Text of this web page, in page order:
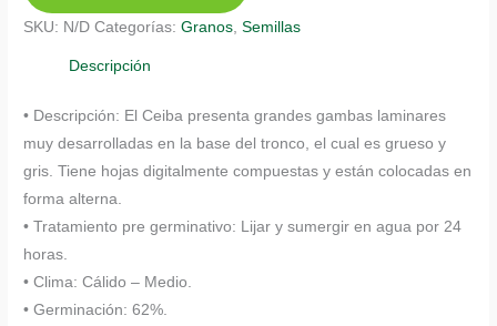
Bonsái
Ceiba
SKU: N/D Categorías:Granos ,Semillas
Descripción
• Descripción: El Ceiba presenta grandes gambas laminares
muy desarrolladas en la base del tronco, el cual es grueso y
gris. Tiene hojas digitalmente compuestas y están colocadas en
forma alterna.
• Tratamiento pre germinativo: Lijar y sumergir en agua por 24
horas.
• Clima: Cálido – Medio.
• Germinación: 62%.